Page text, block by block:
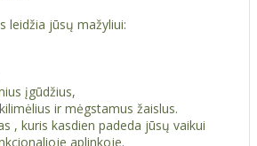
leidžia jūsų mažyliui:
įgūdžius,
ir mėgstamus žaislus.
, kuris kasdien padeda jūsų vaikui
aplinkoje.